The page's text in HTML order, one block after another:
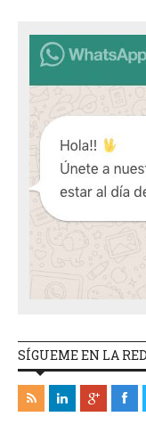
SÍGUEME EN LA RED